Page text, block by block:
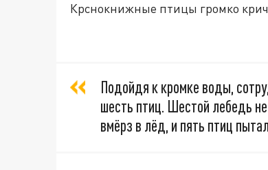
Крснокнижные птицы громко
Подойдя к кромке воды,
шесть птиц. Шестой лебедь
вмёрз в лёд, и пять птиц